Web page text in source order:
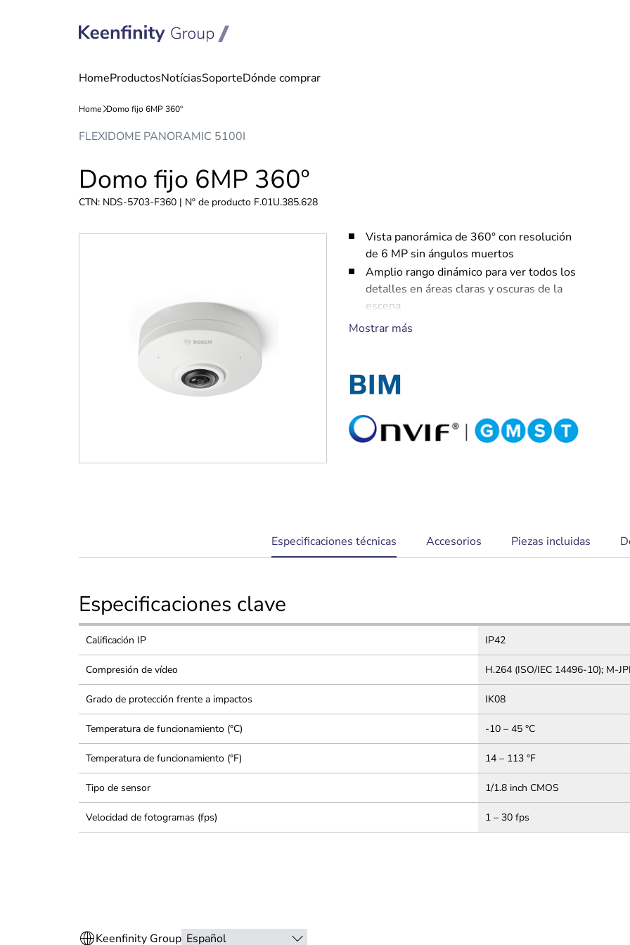
FLEXIDOME PANORAMIC 5100I
Domo fijo 6MP 360º
CTN: NDS-5703-F360 | Nº de producto F.01U.385.628
Vista panorámica de 360° con resolución
de 6 MP sin ángulos muertos
Amplio rango dinámico para ver todos los
detalles en áreas claras y oscuras de la
escena
Corrección de la deformación de bordes o
IVA Pro Buildings, IVA Pro Perimeter e
Intelligent Audio Analytics integrados para
datos rápidamente
Diseño compacto para un uso discreto en
Mostrar más
current
tab:
Especificaciones técnicas Accesorios Piezas incluidas
Especificaciones clave
Calificación IP IP42
Compresión de vídeo H.264 (ISO/IEC 14496-10); M-
Grado de protección frente a impactos IK08
Temperatura de funcionamiento (°C) -10 – 45 °C
Temperatura de funcionamiento (°F) 14 – 113 °F
Tipo de sensor 1/1.8 inch CMOS
Velocidad de fotogramas (fps) 1 – 30 fps